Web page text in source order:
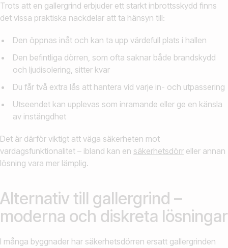
Trots att en gallergrind erbjuder ett starkt inbrottsskydd finns
det vissa praktiska nackdelar att ta hänsyn till:
Den öppnas inåt och kan ta upp värdefull plats i hallen
Den befintliga dörren, som ofta saknar både brandskydd
och ljudisolering, sitter kvar
Du får två extra lås att hantera vid varje in- och utpassering
Utseendet kan upplevas som inramande eller ge en känsla
av instängdhet
Det är därför viktigt att väga säkerheten mot
vardagsfunktionalitet – ibland kan en säkerhetsdörr eller annan
lösning vara mer lämplig.
Alternativ till gallergrind –
moderna och diskreta lösningar
I många byggnader har säkerhetsdörren ersatt gallergrinden